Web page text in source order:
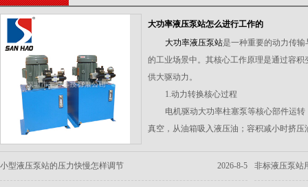
大功率液压泵站怎么进行工作的
大功率液压泵站是一种重要的动力传
的工业场景中。其核心工作原理是通过容
供大驱动力。
1.动力转换核心过程
电机驱动大功率柱塞泵等核心部件运
真空，从油箱吸入液压油；容积减小时挤
高压油液经调压系统调整至目标工作
小型液压泵站的压力快慢怎样调节 2026-8-5 非标液压泵站